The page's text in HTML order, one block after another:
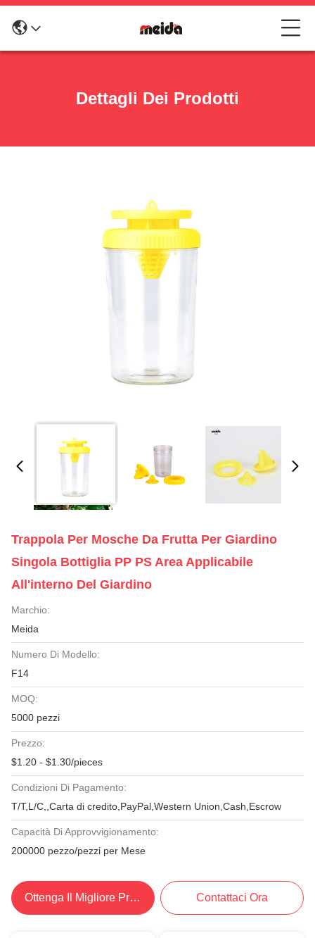
Dettagli Dei Prodotti
Trappola Per Mosche Da Frutta Per Giardino
Singola Bottiglia PP PS Area Applicabile
All'interno Del Giardino
Marchio:
Meida
Numero Di Modello:
F14
MOQ:
5000 pezzi
Prezzo:
$1.20 - $1.30/pieces
Condizioni Di Pagamento:
T/T,L/C,,Carta di credito,PayPal,Western Union,Cash,Escrow
Capacità Di Approvvigionamento:
200000 pezzo/pezzi per Mese
Ottenga Il Migliore Prezzo Contattaci Ora